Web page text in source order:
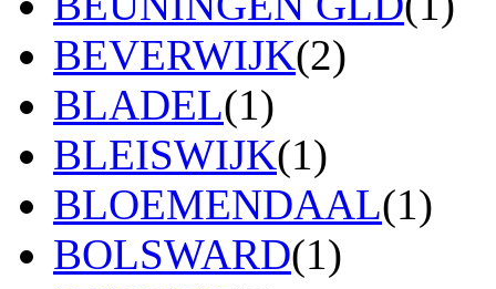
BEVERWIJK(2)
BLADEL(1)
BLEISWIJK(1)
BLOEMENDAAL(1)
BOLSWARD(1)